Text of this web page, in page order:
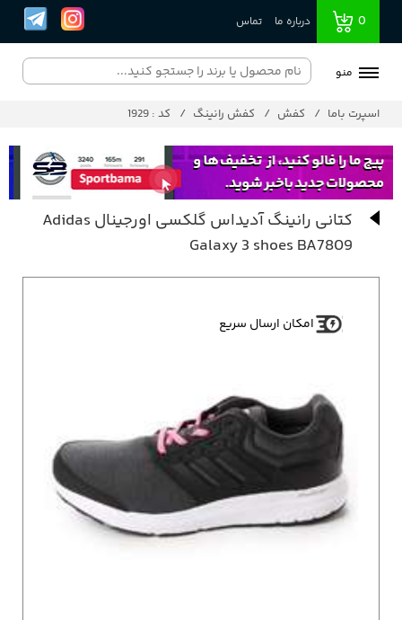
0 درباره ما تماس
منو
اسپرت باما کفش کفش رانینگ کد : 1929
کتانی رانینگ آدیداس گلکسی اورجینال Adidas
Galaxy 3 shoes BA7809
امکان ارسال سریع